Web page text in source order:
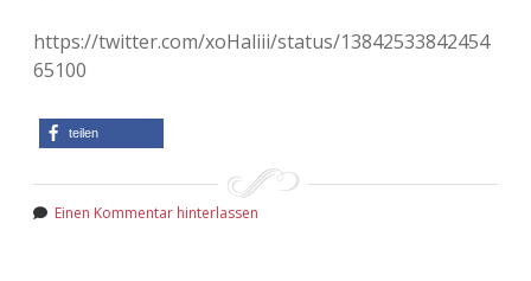
https://twitter.com/xoHaliii/status/13842533842454
65100
teilen
Einen Kommentar hinterlassen